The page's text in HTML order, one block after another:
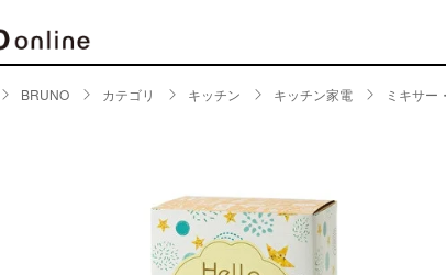
ログ
パスワードをお忘れ
キッチン家電
食器
キッチンツール
BRUNO カテゴリ キッチン キッチン家電 ミキサー